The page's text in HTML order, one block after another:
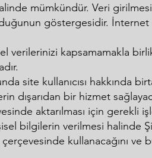
mümkündür. Veri
göstergesidir.
verilerinizi kapsamamakla
site kullanıcısı hakkında
dışarıdan bir hizmet
aktarılması için gerekli
bilgilerin verilmesi halinde
çerçevesinde kullanacağını ve